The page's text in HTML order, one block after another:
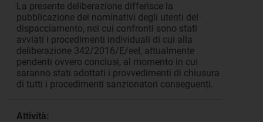
La presente deliberazione differisce la
pubblicazione dei nominativi degli utenti del
dispacciamento, nei cui confronti sono stati
avviati i procedimenti individuali di cui alla
deliberazione 342/2016/E/eel, attualmente
pendenti ovvero conclusi, al momento in cui
saranno stati adottati i provvedimenti di chiusura
di tutti i procedimenti sanzionatori conseguenti.
Attività: